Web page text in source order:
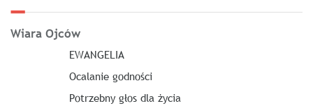
Wiara Ojców
EWANGELIA
Ocalanie godności
Potrzebny głos dla życia